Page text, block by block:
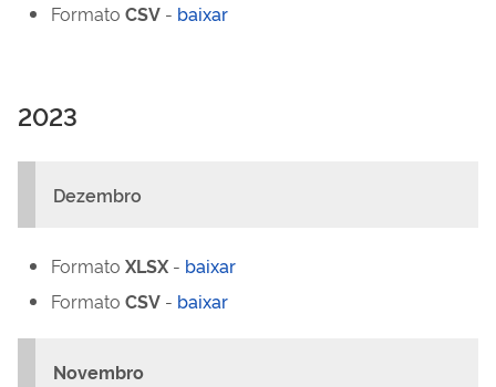
Formato CSV - baixar
2023
Dezembro
Formato XLSX - baixar
Formato CSV - baixar
Novembro